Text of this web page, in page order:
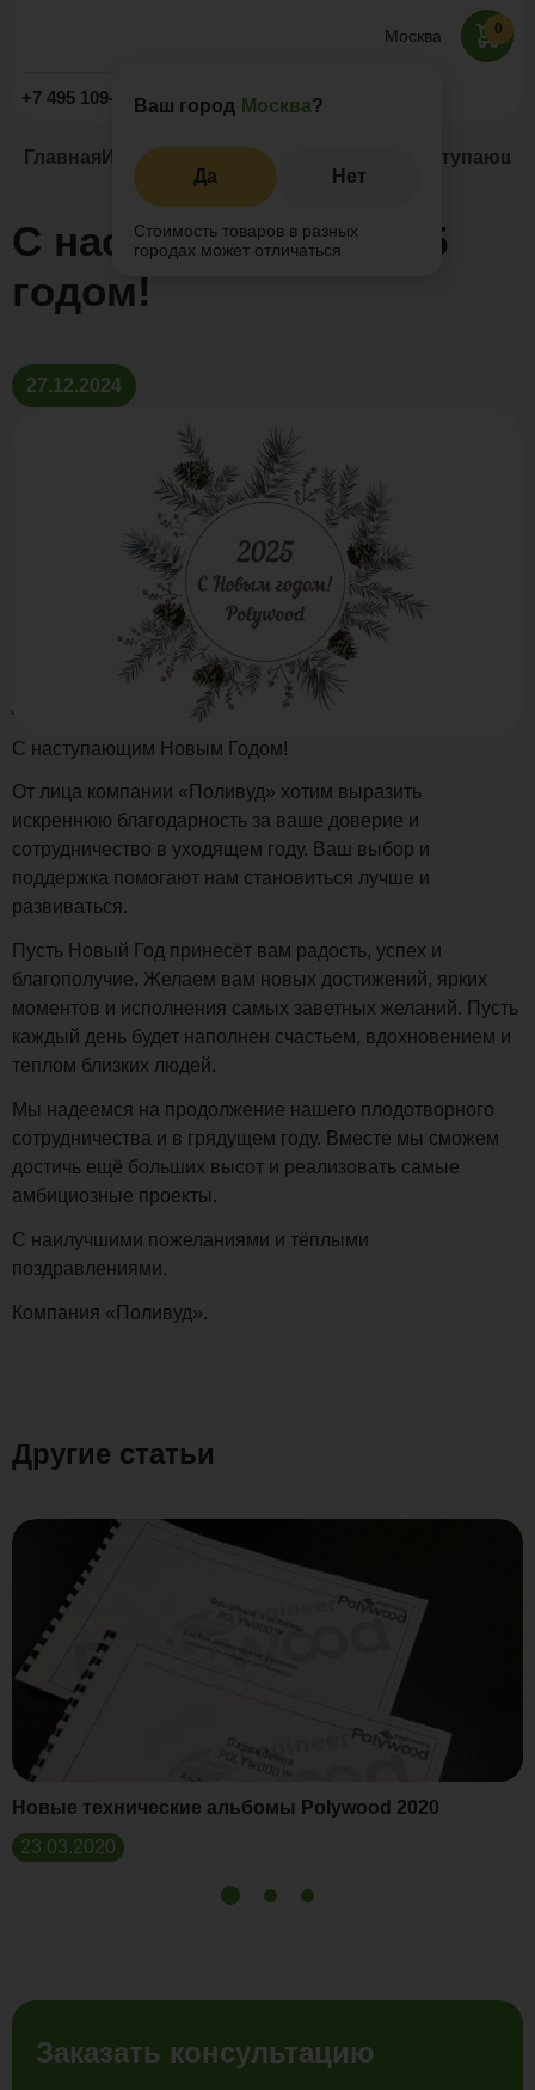
Москва
Ваш город Москва?
Да Нет
Стоимость товаров в разных
городах может отличаться
+7 495 109-52-09 Заказать звонок
0
Главная Информация Новости и акции С
С наступающим 2025
годом!
27.12.2024
Дорогие клиенты и партнёры!
С наступающим Новым Годом!
От лица компании «Поливуд» хотим выразить
искреннюю благодарность за ваше доверие и
сотрудничество в уходящем году. Ваш выбор и
поддержка помогают нам становиться лучше и
развиваться.
Пусть Новый Год принесёт вам радость, успех и
благополучие. Желаем вам новых достижений, ярких
моментов и исполнения самых заветных желаний. Пусть
каждый день будет наполнен счастьем, вдохновением и
теплом близких людей.
Мы надеемся на продолжение нашего плодотворного
сотрудничества и в грядущем году. Вместе мы сможем
достичь ещё больших высот и реализовать самые
амбициозные проекты.
С наилучшими пожеланиями и тёплыми
поздравлениями.
Компания «Поливуд».
Другие статьи
Новые технические альбомы Polywood 2020
23.03.2020
Заказать консультацию